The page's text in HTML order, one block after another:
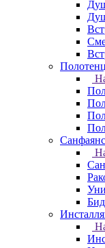
Санфаянс